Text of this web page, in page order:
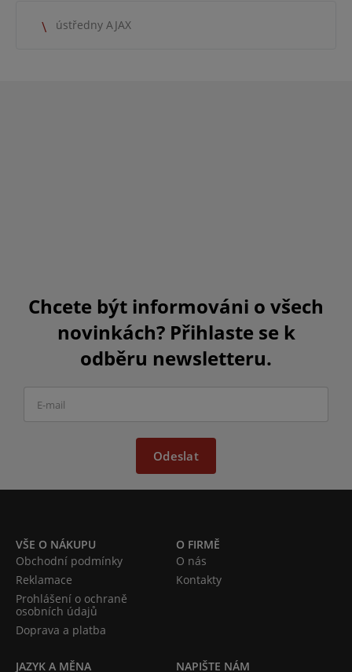
ústředny AJAX
Chcete být informováni o všech
novinkách? Přihlaste se k
odběru newsletteru.
Odeslat
VŠE O NÁKUPU
Obchodní podmínky
Reklamace
Prohlášení o ochraně
osobních údajů
Doprava a platba
O FIRMĚ
O nás
Kontakty
JAZYK A MĚNA NAPIŠTE NÁM